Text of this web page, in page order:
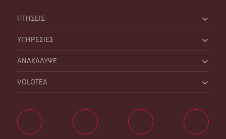
ΠΤΗΣΕΙΣ
ΥΠΗΡΕΣΙΕΣ
ΑΝΑΚΑΛΥΨΕ
VOLOTEA